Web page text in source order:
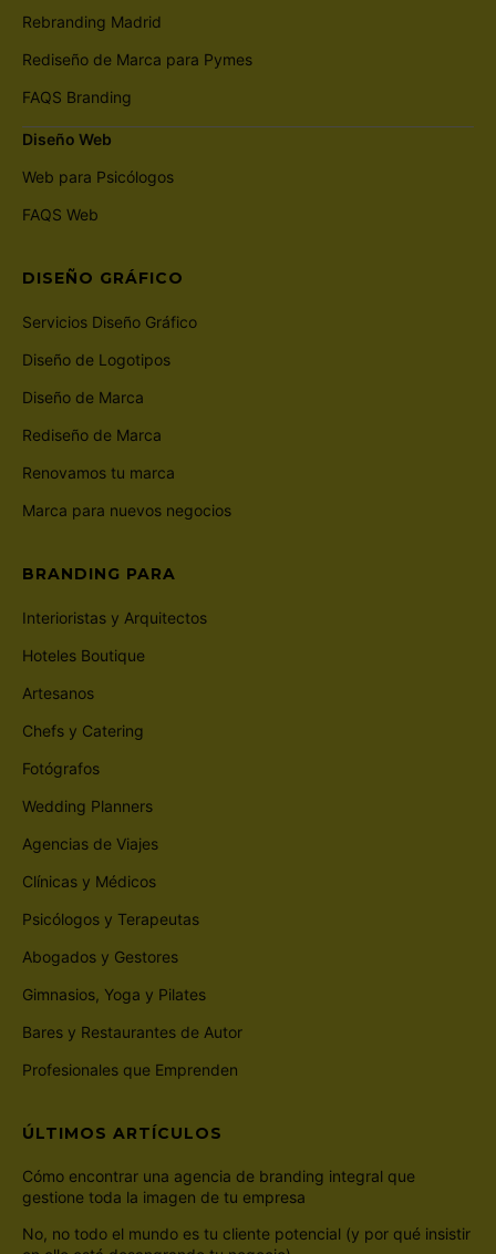
Rebranding Madrid
Rediseño de Marca para Pymes
FAQS Branding
Diseño Web
Web para Psicólogos
FAQS Web
DISEÑO GRÁFICO
Servicios Diseño Gráfico
Diseño de Logotipos
Diseño de Marca
Rediseño de Marca
Renovamos tu marca
Marca para nuevos negocios
BRANDING PARA
Interioristas y Arquitectos
Hoteles Boutique
Artesanos
Chefs y Catering
Fotógrafos
Wedding Planners
Agencias de Viajes
Clínicas y Médicos
Psicólogos y Terapeutas
Abogados y Gestores
Gimnasios, Yoga y Pilates
Bares y Restaurantes de Autor
Profesionales que Emprenden
ÚLTIMOS ARTÍCULOS
Cómo encontrar una agencia de branding integral que
gestione toda la imagen de tu empresa
No, no todo el mundo es tu cliente potencial (y por qué insistir